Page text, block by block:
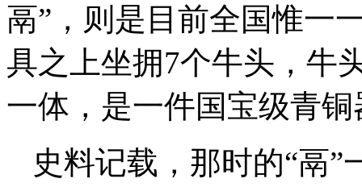
鬲”，则是目前全国惟一
具之上坐拥7个牛头，牛
一体，是一件国宝级青铜
史料记载，那时的“鬲